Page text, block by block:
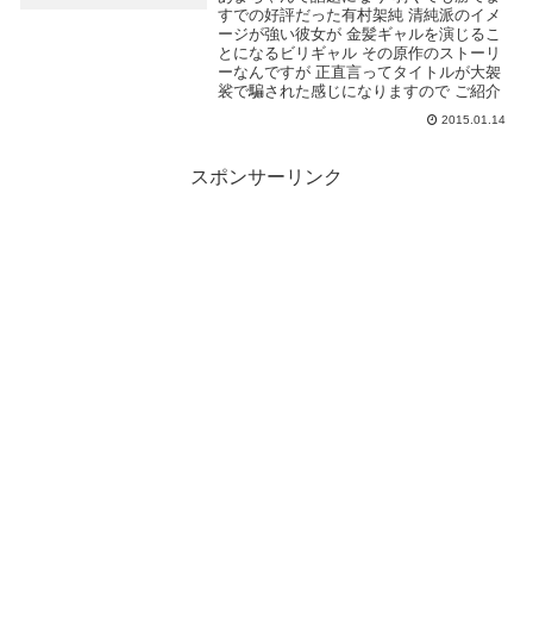
すでの好評だった有村架純 清純派のイメ
ージが強い彼女が 金髪ギャルを演じるこ
とになるビリギャル その原作のストーリ
ーなんですが 正直言ってタイトルが大袈
裟で騙された感じになりますので ご紹介
2015.01.14
スポンサーリンク